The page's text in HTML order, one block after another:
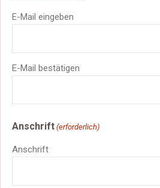
JJJJ
E-Mail eingeben
E-Mail bestätigen
Anschrift (erforderlich)
Anschrift